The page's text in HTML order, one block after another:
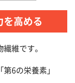
高める
維です。
6の栄養素」